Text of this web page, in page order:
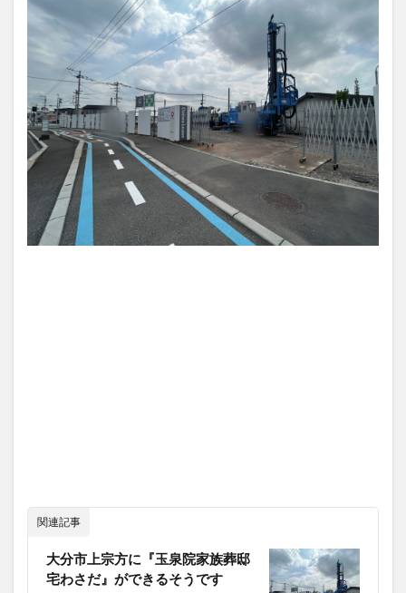
関連記事
大分市上宗方に『玉泉院家族葬邸
宅わさだ』ができるそうです